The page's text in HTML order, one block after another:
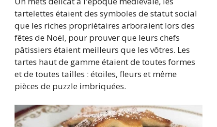
tartelettes étaient des symboles de statut social
que les riches propriétaires arboraient lors des
fêtes de Noël, pour prouver que leurs chefs
pâtissiers étaient meilleurs que les vôtres. Les
tartes haut de gamme étaient de toutes formes
et de toutes tailles : étoiles, fleurs et même
pièces de puzzle imbriquées.